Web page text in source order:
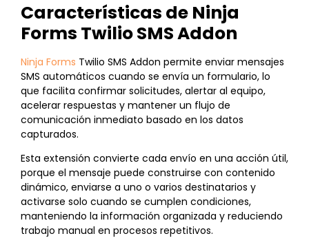
Características de Ninja
Forms Twilio SMS Addon
Ninja Forms Twilio SMS Addon permite enviar mensajes
SMS automáticos cuando se envía un formulario, lo
que facilita confirmar solicitudes, alertar al equipo,
acelerar respuestas y mantener un flujo de
comunicación inmediato basado en los datos
capturados.
Esta extensión convierte cada envío en una acción útil,
porque el mensaje puede construirse con contenido
dinámico, enviarse a uno o varios destinatarios y
activarse solo cuando se cumplen condiciones,
manteniendo la información organizada y reduciendo
trabajo manual en procesos repetitivos.